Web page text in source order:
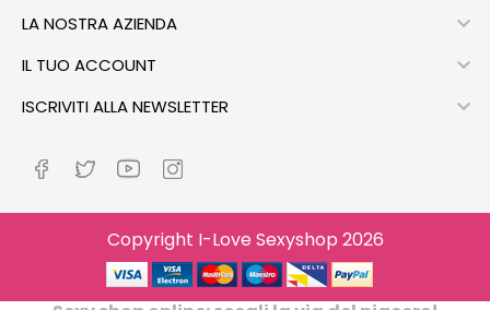
LA NOSTRA AZIENDA 
IL TUO ACCOUNT 
ISCRIVITI ALLA NEWSLETTER 
Copyright I-Love Sexyshop 2026